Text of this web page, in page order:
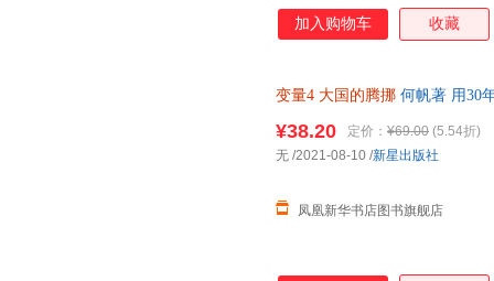
的中国土地 对个人选择、乡村
意想不到的新解法 谁适合读这
过本书了解当前经济趋势，投
题。 你会得到什么? 1.一份对
下，怎么规划孩子的人生道路?
加入购物车 收藏
变量4 大国的腾挪 何帆著 用30
¥38.20 定价： ¥69.00 (5.54折)
凤凰新华书店图书旗舰店
无 /2021-08-10 /新星出版社